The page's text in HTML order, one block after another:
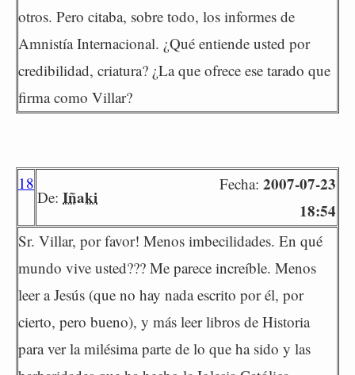
otros. Pero citaba, sobre todo, los informes de
Amnistía Internacional. ¿Qué entiende usted por
credibilidad, criatura? ¿La que ofrece ese tarado que
firma como Villar?
18
De: Iñaki
Fecha: 2007-07-23
18:54
Sr. Villar, por favor! Menos imbecilidades. En qué
mundo vive usted??? Me parece increíble. Menos
leer a Jesús (que no hay nada escrito por él, por
cierto, pero bueno), y más leer libros de Historia
para ver la milésima parte de lo que ha sido y las